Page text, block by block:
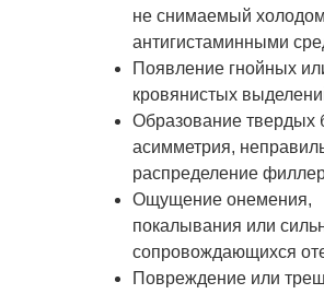
не снимаемый
антигистаминными
Появление гнойных
кровянистых
Образование твердых
асимметрия,
распределение
Ощущение онемения,
покалывания или
сопровождающихся
Повреждение или